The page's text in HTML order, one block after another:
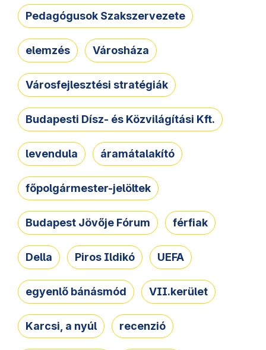
Pedagógusok Szakszervezete
elemzés Városháza
Városfejlesztési stratégiák
Budapesti Dísz- és Közvilágítási Kft.
levendula áramátalakító
főpolgármester-jelöltek
Budapest Jövője Fórum férfiak
Della Piros Ildikó UEFA
egyenlő bánásmód VII.kerület
Karcsi, a nyúl recenzió